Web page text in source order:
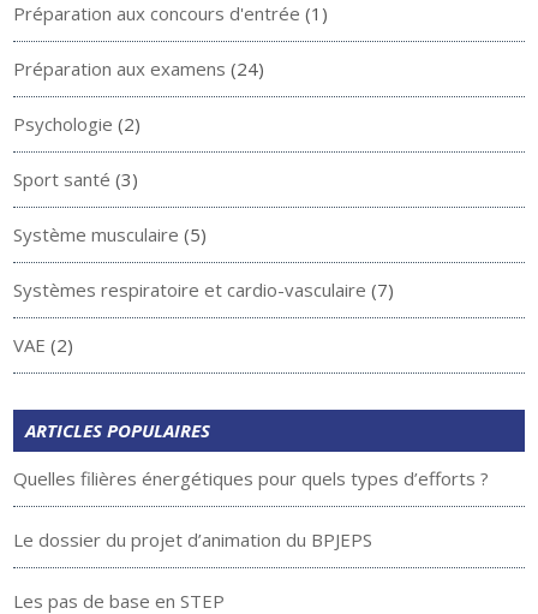
Préparation aux concours d'entrée (1)
Préparation aux examens (24)
Psychologie (2)
Sport santé (3)
Système musculaire (5)
Systèmes respiratoire et cardio-vasculaire (7)
VAE (2)
ARTICLES POPULAIRES
Quelles filières énergétiques pour quels types d’efforts ?
Le dossier du projet d’animation du BPJEPS
Les pas de base en STEP